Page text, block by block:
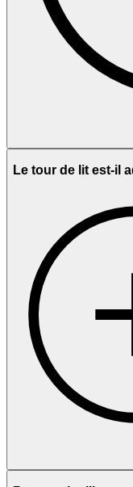
Le tour de lit est-il